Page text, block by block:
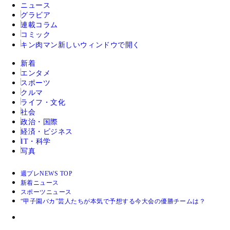
ニュース
グラビア
連載コラム
コミック
キン肉マン 新しいウィンドウで開く
新着
エンタメ
スポーツ
クルマ
ライフ・文化
社会
政治・国際
経済・ビジネス
IT・科学
写真
週プレNEWS TOP
新着ニュース
スポーツニュース
“甲子園バカ”芸人たちが本気で予想する今大会の優勝チームは？